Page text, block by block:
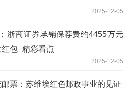
2025-12-05
浙商证券承销保荐费约4455万元
包_精彩看点
2025-12-05
票：苏维埃红色邮政事业的见证